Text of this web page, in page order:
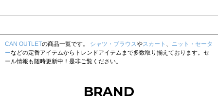
CAN OUTLETの商品一覧です。 シャツ・ブラウスやスカート 、 ニット・セータ
ーなどの定番アイテムからトレンドアイテムまで多数取り揃えております。セ
ール情報も随時更新中！是非ご覧ください。
BRAND